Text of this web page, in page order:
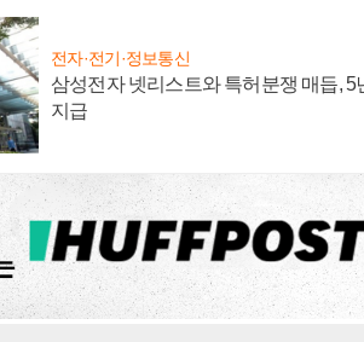
전자·전기·정보통신
삼성전자 넷리스트와 특허분쟁 매듭, 5
지급